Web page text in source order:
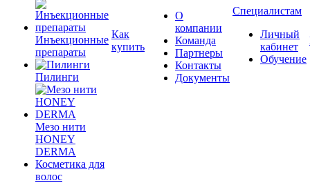
Инъекционные
препараты
Пилинги
Мезо нити
HONEY
DERMA
Косметика для
волос
Как
купить
О
компании
Команда
Партнеры
Контакты
Документы
Специалистам
Личный
кабинет
Обучение